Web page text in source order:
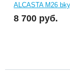
ALCASTA M26
8 700 руб.